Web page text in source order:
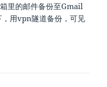
里的邮件备份至Gmail
用vpn隧道备份，可见